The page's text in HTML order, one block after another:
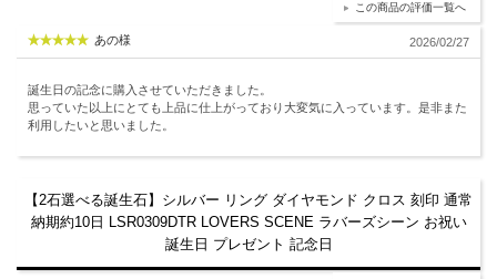
この商品の評価一覧へ
あの様 2026/02/27
誕生日の記念に購入させていただきました。
思っていた以上にとても上品に仕上がっており大変気に入っています。是非また
利用したいと思いました。
【2石選べる誕生石】シルバー リング ダイヤモンド クロス 刻印 通常
納期約10日 LSR0309DTR LOVERS SCENE ラバーズシーン お祝い
誕生日 プレゼント 記念日